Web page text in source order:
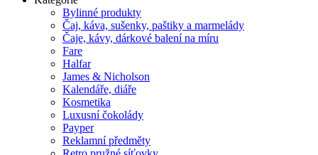
Bylinné produkty
Čaj, káva, sušenky, paštiky a marmelády
Čaje, kávy, dárkové balení na míru
Fare
Halfar
James & Nicholson
Kalendáře, diáře
Kosmetika
Luxusní čokolády
Payper
Reklamní předměty